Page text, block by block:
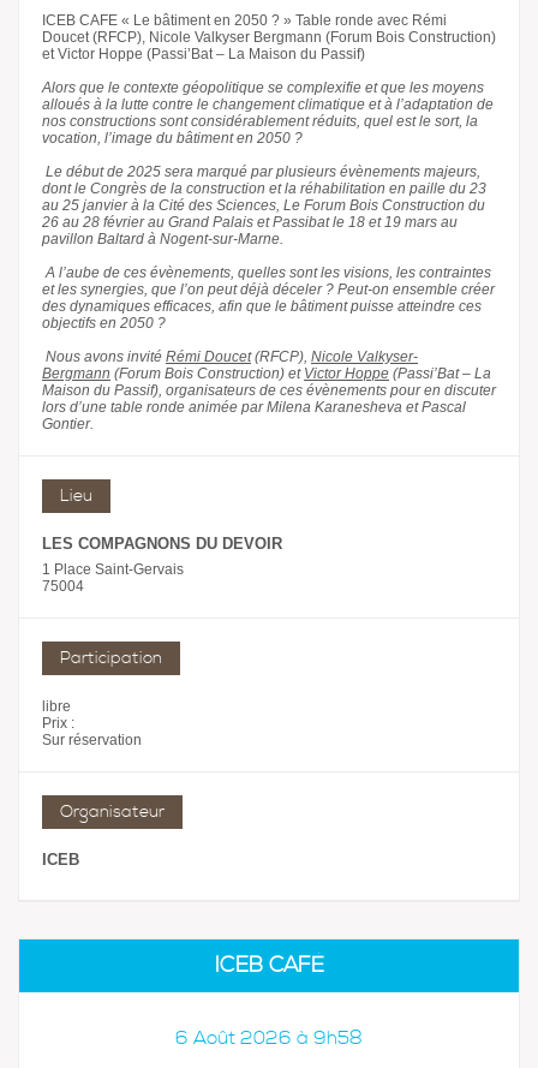
ICEB CAFE « Le bâtiment en 2050 ? » Table ronde avec Rémi
Doucet (RFCP), Nicole Valkyser Bergmann (Forum Bois Construction)
et Victor Hoppe (Passi’Bat – La Maison du Passif)
Alors que le contexte géopolitique se complexifie et que les moyens
alloués à la lutte contre le changement climatique et à l’adaptation de
nos constructions sont considérablement réduits, quel est le sort, la
vocation, l’image du bâtiment en 2050 ?
Le début de 2025 sera marqué par plusieurs évènements majeurs,
dont le Congrès de la construction et la réhabilitation en paille du 23
au 25 janvier à la Cité des Sciences, Le Forum Bois Construction du
26 au 28 février au Grand Palais et Passibat le 18 et 19 mars au
pavillon Baltard à Nogent-sur-Marne.
A l’aube de ces évènements, quelles sont les visions, les contraintes
et les synergies, que l’on peut déjà déceler ? Peut-on ensemble créer
des dynamiques efficaces, afin que le bâtiment puisse atteindre ces
objectifs en 2050 ?
Nous avons invité Rémi Doucet(RFCP), Nicole Valkyser-
Bergmann (Forum Bois Construction) et Victor Hoppe (Passi’Bat – La
Maison du Passif), organisateurs de ces évènements pour en discuter
lors d’une table ronde animée par Milena Karanesheva et Pascal
Gontier.
Lieu
LES COMPAGNONS DU DEVOIR
1 Place Saint-Gervais
75004
Participation
libre
Prix :
Sur réservation
Organisateur
ICEB
ICEB CAFÉ
6 Août 2026 à 9h58